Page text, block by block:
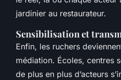
jardinier au restaurateur.
Sensibilisation et
Enfin, les ruchers
médiation. Écoles, centres
de plus en plus d’acteurs